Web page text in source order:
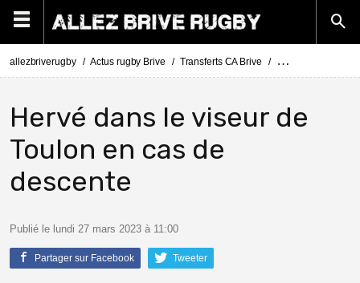
allezbriverugby Actus rugby Brive Transferts CA Brive Actus Transferts
Hervé dans le viseur de
Toulon en cas de
descente
Publié le lundi 27 mars 2023 à 11:00
Partager sur Facebook Tweeter